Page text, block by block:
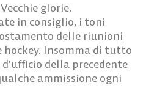
Vecchie glorie.
in consiglio, i toni
delle riunioni
hockey. Insomma di tutto
della precedente
ammissione ogni